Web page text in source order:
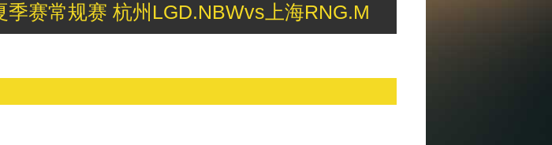
赛常规赛 杭州LGD.NBWvs上海RNG.M